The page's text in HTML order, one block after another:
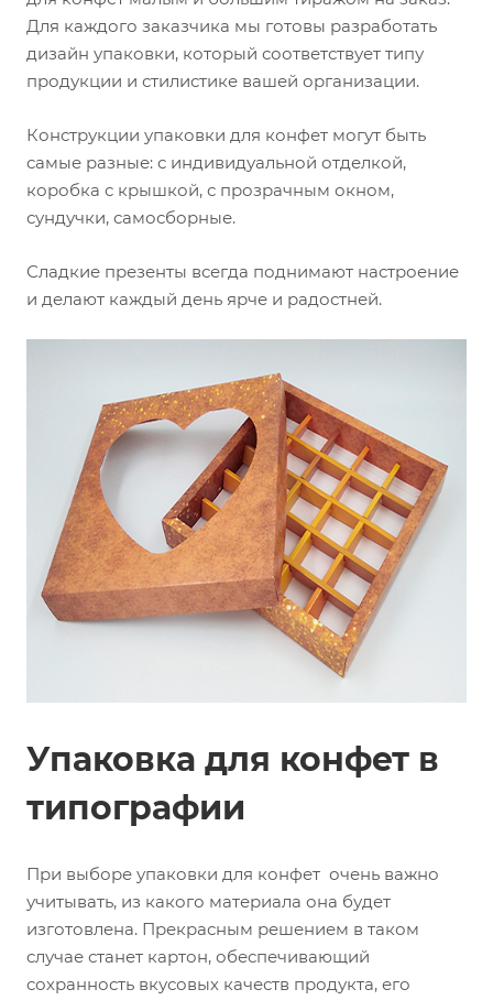
Для каждого заказчика мы готовы разработать
дизайн упаковки, который соответствует типу
продукции и стилистике вашей организации.
Конструкции упаковки для конфет могут быть
самые разные: с индивидуальной отделкой,
коробка с крышкой, с прозрачным окном,
сундучки, самосборные.
Сладкие презенты всегда поднимают настроение
и делают каждый день ярче и радостней.
Упаковка для конфет в
типографии
При выборе упаковки для конфет очень важно
учитывать, из какого материала она будет
изготовлена. Прекрасным решением в таком
случае станет картон, обеспечивающий
сохранность вкусовых качеств продукта, его